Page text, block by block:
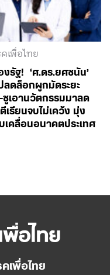
เพื่อไทย
รัฐ! ‘ศ.ดร.ยศชนัน’
ลดล็อกผูกมัดระยะ
ชูเอานวัตกรรมมาลด
รียนจบไม่เคว้ง มุ่ง
เคลื่อนอนาคตประเทศ
เพื่อไทย